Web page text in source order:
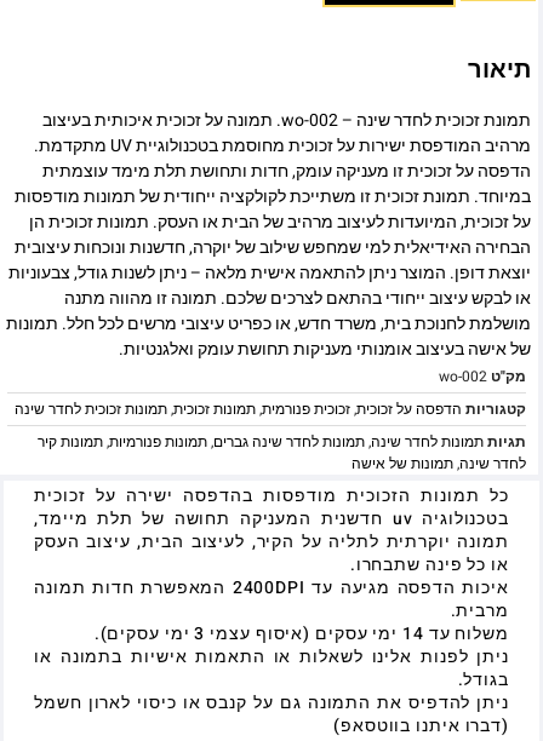
תיאור
תמונת זכוכית לחדר שינה – wo-002. תמונה על זכוכית איכותית בעיצוב
מרהיב המודפסת ישירות על זכוכית מחוסמת בטכנולוגיית UV מתקדמת.
הדפסה על זכוכית זו מעניקה עומק, חדות ותחושת תלת מימד עוצמתית
במיוחד. תמונת זכוכית זו משתייכת לקולקציה ייחודית של תמונות מודפסות
על זכוכית, המיועדות לעיצוב מרהיב של הבית או העסק. תמונות זכוכית הן
הבחירה האידיאלית למי שמחפש שילוב של יוקרה, חדשנות ונוכחות עיצובית
יוצאת דופן. המוצר ניתן להתאמה אישית מלאה – ניתן לשנות גודל, צבעוניות
או לבקש עיצוב ייחודי בהתאם לצרכים שלכם. תמונה זו מהווה מתנה
מושלמת לחנוכת בית, משרד חדש, או כפריט עיצובי מרשים לכל חלל. תמונות
של אישה בעיצוב אומנותי מעניקות תחושת עומק ואלגנטיות.
מק"טwo-002
קטגוריות הדפסה על זכוכית,זכוכית פנורמית,תמונות זכוכית,תמונות זכוכית לחדר שינה
תגיותתמונות לחדר שינה,תמונות לחדר שינה גברים,תמונות פנורמיות,תמונות קיר
לחדר שינה,תמונות של אישה
כל תמונות הזכוכית מודפסות בהדפסה ישירה על זכוכית
בטכנולוגיה uv חדשנית המעניקה תחושה של תלת מיימד,
תמונה יוקרתית לתליה על הקיר, לעיצוב הבית, עיצוב העסק
או כל פינה שתבחרו.
איכות הדפסה מגיעה עד 2400DPI המאפשרת חדות תמונה
מרבית.
משלוח עד 14 ימי עסקים (איסוף עצמי 3 ימי עסקים).
ניתן לפנות אלינו לשאלות או התאמות אישיות בתמונה או
בגודל.
ניתן להדפיס את התמונה גם על קנבס או כיסוי לארון חשמל
(דברו איתנו בווטסאפ)